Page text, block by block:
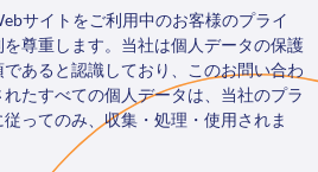
サイトをご利用中のお客様のプライ
尊重します。当社は個人データの保護
あると認識しており、このお問い合わ
たすべての個人データは、当社のプラ
ってのみ、収集・処理・使用されま